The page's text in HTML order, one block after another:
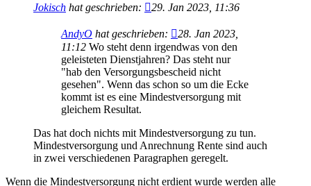
Jokisch hat geschrieben: 29. Jan 2023, 11:36
AndyO hat geschrieben:
28. Jan 2023,
11:12 Wo steht denn irgendwas von den
geleisteten Dienstjahren? Das steht nur
"hab den Versorgungsbescheid nicht
gesehen". Wenn das schon so um die Ecke
kommt ist es eine Mindestversorgung mit
gleichem Resultat.
Das hat doch nichts mit Mindestversorgung zu tun.
Mindestversorgung und Anrechnung Rente sind auch
in zwei verschiedenen Paragraphen geregelt.
Wenn die Mindestversorgung nicht erdient wurde werden alle